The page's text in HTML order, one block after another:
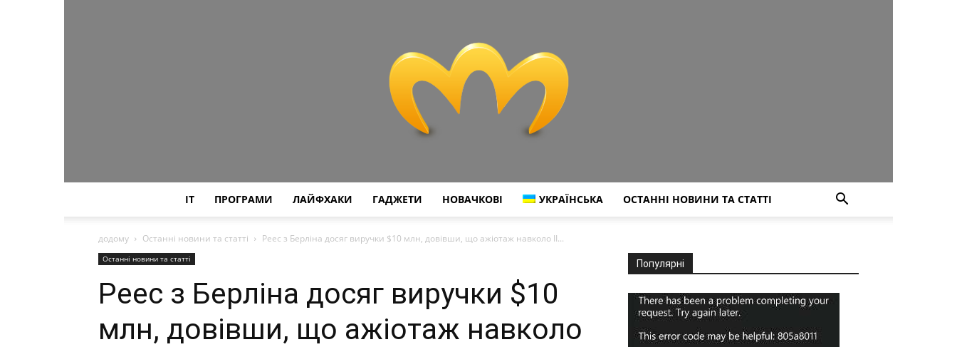
IT ПРОГРАМИ ЛАЙФХАКИ ГАДЖЕТИ НОВАЧКОВІ УКРАЇНСЬКА ОСТАННІ НОВИНИ ТА СТАТТІ
додому Останні новини та статті Peec з Берліна досяг виручки $10 млн, довівши, що ажіотаж навколо ІІ...
Останні новини та статті
Peec з Берліна досяг виручки $10
млн, довівши, що ажіотаж навколо
Популярні